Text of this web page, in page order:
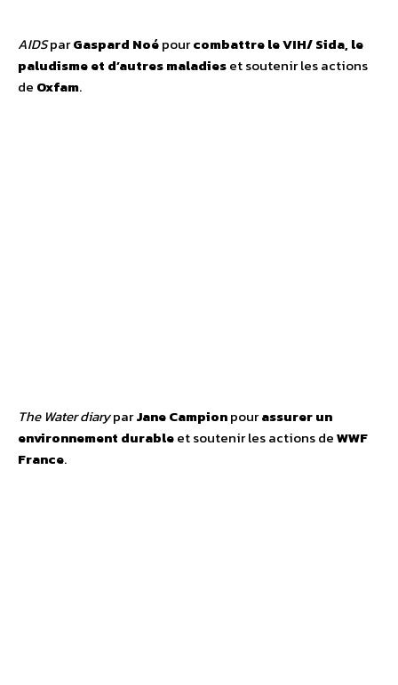
AIDSparGaspard Noépourcombattre le VIH/ Sida, le
paludisme et d’autres maladieset soutenir les actions
de Oxfam.
The Water diaryparJane Campionpourassurer un
environnement durableet soutenir les actions deWWF
France.